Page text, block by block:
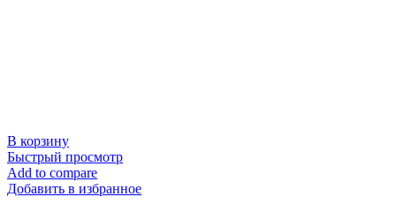
В корзину
Быстрый просмотр
Add to compare
Добавить в избранное